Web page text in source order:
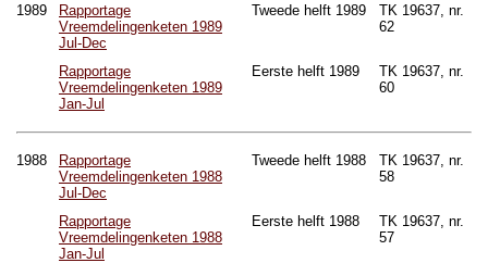
1989
Rapportage
Vreemdelingenketen 1989
Jul-Dec
Tweede helft 1989
TK 19637, nr.
62
Rapportage
Vreemdelingenketen 1989
Jan-Jul
Eerste helft 1989
TK 19637, nr.
60
1988
Rapportage
Vreemdelingenketen 1988
Jul-Dec
Tweede helft 1988
TK 19637, nr.
58
Rapportage
Vreemdelingenketen 1988
Jan-Jul
Eerste helft 1988
TK 19637, nr.
57